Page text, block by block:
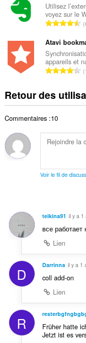
e
n
o
e
s
:
t
a
d
e
n
o
e
s
b
r
e
o
t
a
e
n
e
Utilisez
voyez sur le
N
b
r
e
o
t
d
e
t
Atavi
appareils et
N
m
b
t
o
l
o
e
:
Retour des
Commentaires :10
Voir le fil de
teikina91 il y a 1
все работает
Lien
D Darrinna il y a 1
coll add-on
Lien
R
Früher hatte
Jetzt ist es